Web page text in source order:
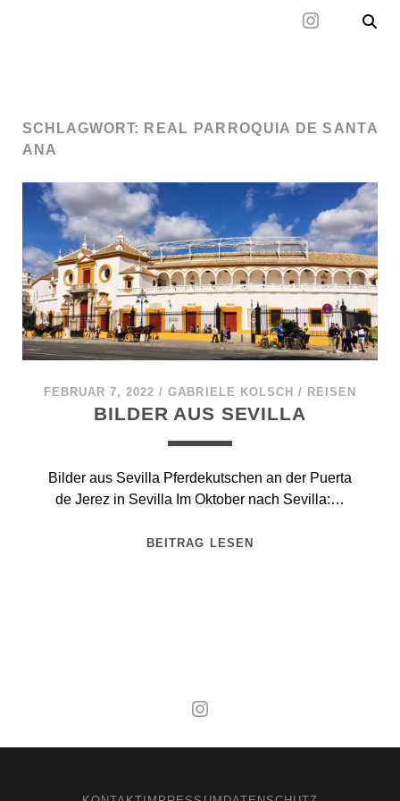
SCHLAGWORT: REAL PARROQUIA DE SANTA
ANA
FEBRUAR 7, 2022 /GABRIELE KOLSCH / REISEN
BILDER AUS SEVILLA
Bilder aus Sevilla Pferdekutschen an der Puerta
de Jerez in Sevilla Im Oktober nach Sevilla:…
BEITRAG LESEN